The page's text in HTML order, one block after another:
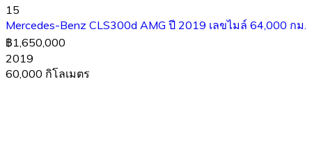
15
Mercedes-Benz CLS300d AMG ปี 2019 เลขไมล์ 64,000 กม.
฿1,650,000
2019
60,000 กิโลเมตร